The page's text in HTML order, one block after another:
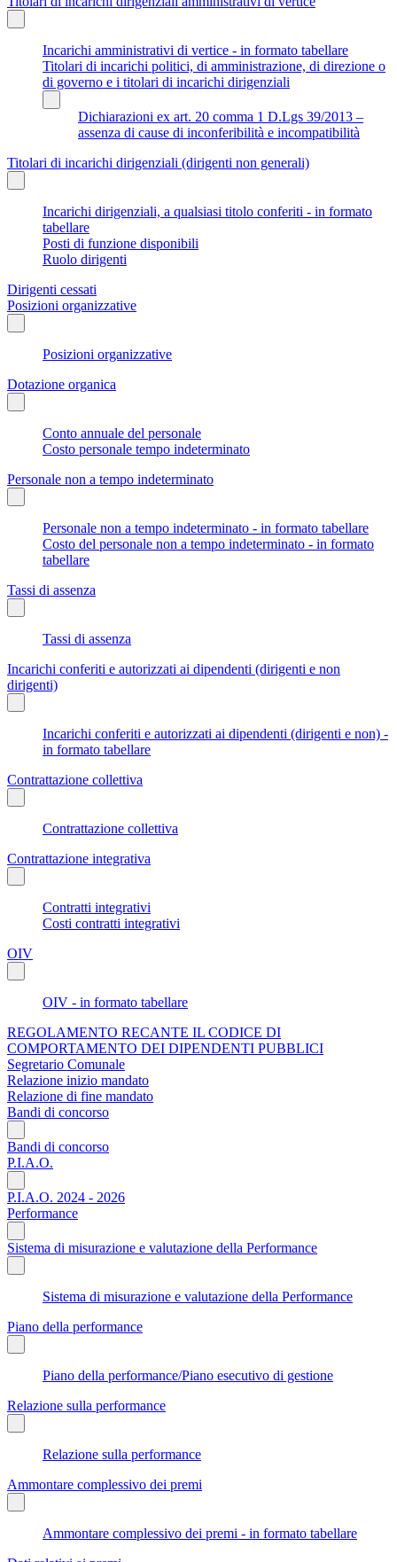
Incarichi amministrativi di vertice - in formato tabellare
Titolari di incarichi politici, di amministrazione, di direzione o
di governo e i titolari di incarichi dirigenziali
Dichiarazioni ex art. 20 comma 1 D.Lgs 39/2013 –
assenza di cause di inconferibilità e incompatibilità
Titolari di incarichi dirigenziali (dirigenti non generali)
Incarichi dirigenziali, a qualsiasi titolo conferiti - in formato
tabellare
Posti di funzione disponibili
Ruolo dirigenti
Dirigenti cessati
Posizioni organizzative
Posizioni organizzative
Dotazione organica
Conto annuale del personale
Costo personale tempo indeterminato
Personale non a tempo indeterminato
Personale non a tempo indeterminato - in formato tabellare
Costo del personale non a tempo indeterminato - in formato
tabellare
Tassi di assenza
Tassi di assenza
Incarichi conferiti e autorizzati ai dipendenti (dirigenti e non
dirigenti)
Incarichi conferiti e autorizzati ai dipendenti (dirigenti e non) -
in formato tabellare
Contrattazione collettiva
Contrattazione collettiva
Contrattazione integrativa
Contratti integrativi
Costi contratti integrativi
OIV
OIV - in formato tabellare
REGOLAMENTO RECANTE IL CODICE DI
COMPORTAMENTO DEI DIPENDENTI PUBBLICI
Segretario Comunale
Relazione inizio mandato
Relazione di fine mandato
Bandi di concorso
Bandi di concorso
P.I.A.O.
P.I.A.O. 2024 - 2026
Performance
Sistema di misurazione e valutazione della Performance
Sistema di misurazione e valutazione della Performance
Piano della performance
Piano della performance/Piano esecutivo di gestione
Relazione sulla performance
Relazione sulla performance
Ammontare complessivo dei premi
Ammontare complessivo dei premi - in formato tabellare